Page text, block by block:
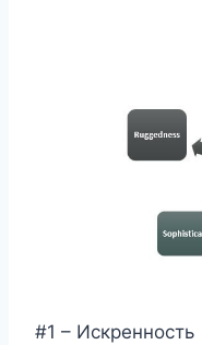
#1 – Искренность